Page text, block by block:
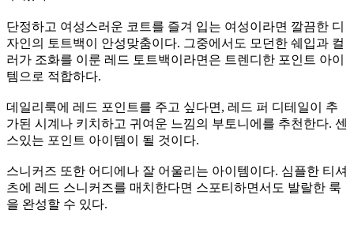
단정하고 여성스러운 코트를 즐겨 입는 여성이라면 깔끔한 디
자인의 토트백이 안성맞춤이다. 그중에서도 모던한 쉐입과 컬
러가 조화를 이룬 레드 토트백이라면은 트렌디한 포인트 아이
템으로 적합하다.
데일리룩에 레드 포인트를 주고 싶다면, 레드 퍼 디테일이 추
가된 시계나 키치하고 귀여운 느낌의 부토니에를 추천한다. 센
스있는 포인트 아이템이 될 것이다.
스니커즈 또한 어디에나 잘 어울리는 아이템이다. 심플한 티셔
츠에 레드 스니커즈를 매치한다면 스포티하면서도 발랄한 룩
을 완성할 수 있다.